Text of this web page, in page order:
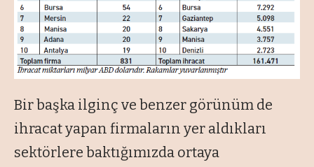
Bir başka ilginç ve benzer görünüm de
ihracat yapan firmaların yer aldıkları
sektörlere baktığımızda ortaya